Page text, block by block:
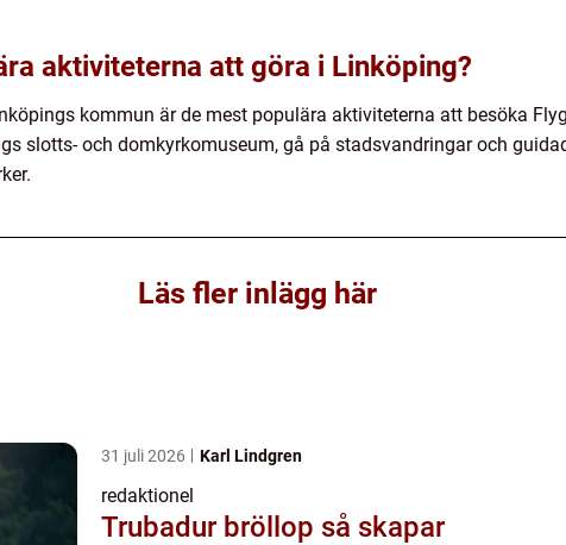
aktiviteterna att göra i Linköping?
kommun är de mest populära aktiviteterna att besöka
slotts- och domkyrkomuseum, gå på stadsvandringar och
Läs fler inlägg här
31 juli 2026 Karl Lindgren
redaktionel
Trubadur bröllop så skapar